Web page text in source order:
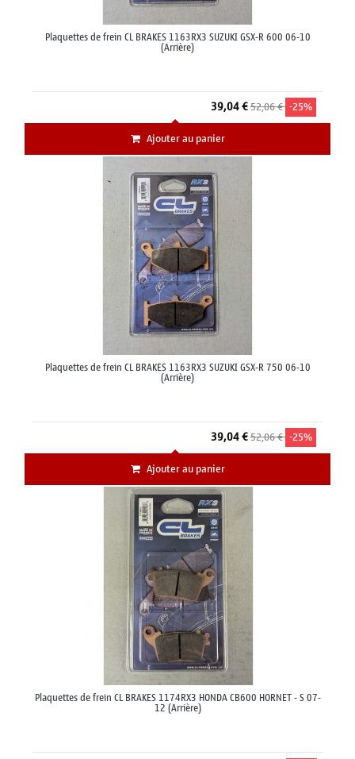
Plaquettes de frein CL BRAKES 1163RX3 SUZUKI GSX-R 600 06-10
(Arrière)
39,04 €52,06 € -25%
Ajouter au panier
Plaquettes de frein CL BRAKES 1163RX3 SUZUKI GSX-R 750 06-10
(Arrière)
39,04 €52,06 € -25%
Ajouter au panier
Plaquettes de frein CL BRAKES 1174RX3 HONDA CB600 HORNET - S 07-
12 (Arrière)